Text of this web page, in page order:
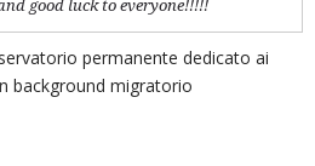
good luck to everyone!!!!!
permanente dedicato ai
background migratorio